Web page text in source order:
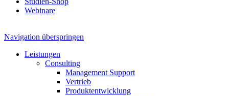
Webinare
Navigation überspringen
Leistungen
Consulting
Management Support
Vertrieb
Produktentwicklung